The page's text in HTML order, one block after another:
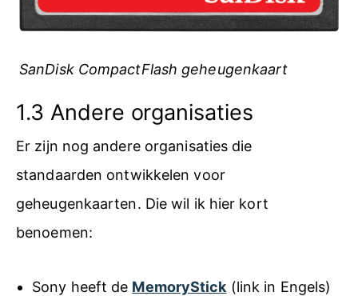
SanDisk CompactFlash geheugenkaart
1.3 Andere organisaties
Er zijn nog andere organisaties die
standaarden ontwikkelen voor
geheugenkaarten. Die wil ik hier kort
benoemen:
Sony heeft de MemoryStick (link in Engels)